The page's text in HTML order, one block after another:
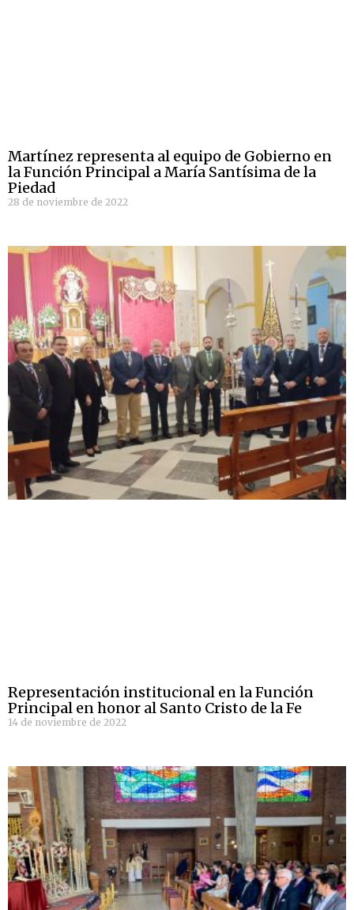
Martínez representa al equipo de Gobierno en
la Función Principal a María Santísima de la
Piedad
28 de noviembre de 2022
Representación institucional en la Función
Principal en honor al Santo Cristo de la Fe
14 de noviembre de 2022